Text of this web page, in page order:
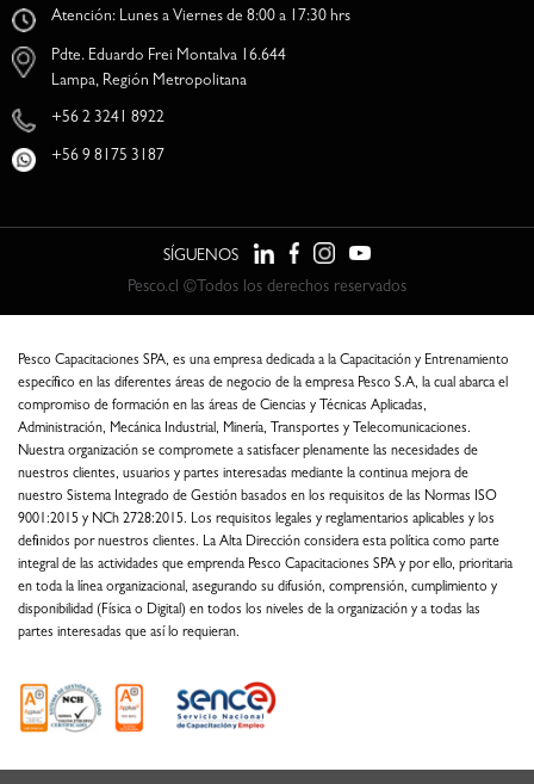
Atención: Lunes a Viernes de 8:00 a 17:30 hrs
Pdte. Eduardo Frei Montalva 16.644
Lampa, Región Metropolitana
+56 2 3241 8922
+56 9 8175 3187
SÍGUENOS
Pesco.cl ©Todos los derechos reservados
Pesco Capacitaciones SPA, es una empresa dedicada a la Capacitación y Entrenamiento
específico en las diferentes áreas de negocio de la empresa Pesco S.A, la cual abarca el
compromiso de formación en las áreas de Ciencias y Técnicas Aplicadas,
Administración, Mecánica Industrial, Minería, Transportes y Telecomunicaciones.
Nuestra organización se compromete a satisfacer plenamente las necesidades de
nuestros clientes, usuarios y partes interesadas mediante la continua mejora de
nuestro Sistema Integrado de Gestión basados en los requisitos de las Normas ISO
9001:2015 y NCh 2728:2015. Los requisitos legales y reglamentarios aplicables y los
definidos por nuestros clientes. La Alta Dirección considera esta política como parte
integral de las actividades que emprenda Pesco Capacitaciones SPA y por ello, prioritaria
en toda la línea organizacional, asegurando su difusión, comprensión, cumplimiento y
disponibilidad (Física o Digital) en todos los niveles de la organización y a todas las
partes interesadas que así lo requieran.